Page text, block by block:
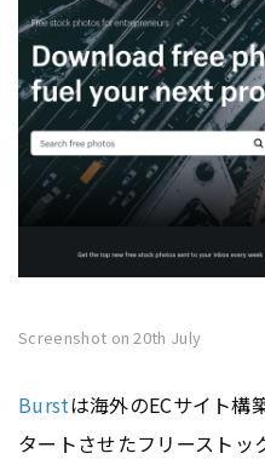
Screenshot on 20th July
Burstは海外のECサイト
タートさせたフリーストッ